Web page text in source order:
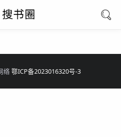
络 鄂ICP备2023016320号-3